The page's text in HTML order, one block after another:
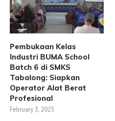
Pembukaan Kelas
Industri BUMA School
Batch 6 di SMKS
Tabalong: Siapkan
Operator Alat Berat
Profesional
February 3, 2025